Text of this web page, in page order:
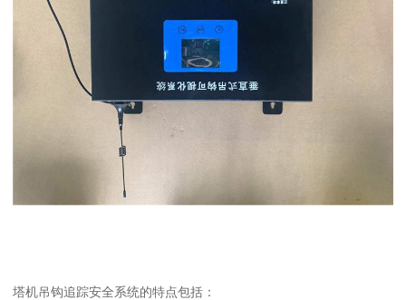
塔机吊钩追踪安全系统的特点包括：